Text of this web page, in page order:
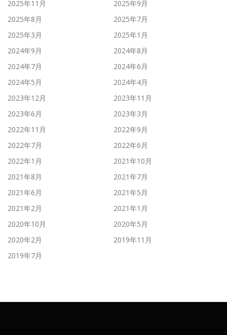
2025年11月
2025年9月
2025年8月
2025年7月
2025年3月
2025年1月
2024年9月
2024年8月
2024年7月
2024年6月
2024年5月
2024年4月
2023年12月
2023年11月
2023年6月
2023年3月
2022年11月
2022年9月
2022年7月
2022年6月
2022年1月
2021年10月
2021年8月
2021年7月
2021年6月
2021年5月
2021年2月
2021年1月
2020年10月
2020年5月
2020年2月
2019年11月
2019年7月